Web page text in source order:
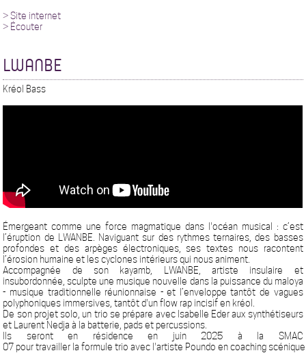
> Site internet
> Écouter
LWANBE
Kréol Bass
Émergeant comme une force magmatique dans l'océan musical : c’est
l’éruption de LWANBE. Naviguant sur des rythmes ternaires, des basses
profondes et des arpèges électroniques, ses textes nous racontent
l’érosion humaine et les cyclones intérieurs qui nous animent.
Accompagnée de son kayamb, LWANBE, artiste insulaire et
insubordonnée, sculpte une musique nouvelle dans la puissance du maloya
- musique traditionnelle réunionnaise - et l’enveloppe tantôt de vagues
polyphoniques immersives, tantôt d'un flow rap incisif en kréol.
De son projet solo, un trio se prépare avec Isabelle Eder aux synthétiseurs
et Laurent Nedja à la batterie, pads et percussions.
Ils seront en résidence en juin 2025 à la SMAC
07 pour travailler la formule trio avec l'artiste Poundo en coaching